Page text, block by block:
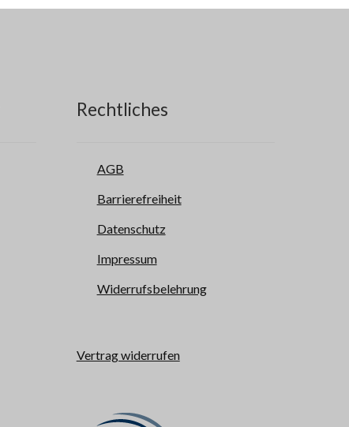
Rechtliches
AGB
Barrierefreiheit
Datenschutz
Impressum
Widerrufsbelehrung
Vertrag widerrufen